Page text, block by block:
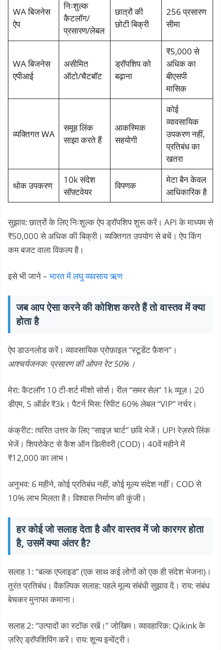
WA बिजनेस
ऐप
निःशुल्क
कैटलॉग/
प्रसारण/लेबल
छात्रों की
छोटी बिक्री
256 प्रसारण
सीमा
WA बिजनेस
एपीआई
असीमित
ऑटो/चैटबॉट
ड्रॉपशिप को
बढ़ाना
₹5,000 से
अधिक का
बीएसपी
मासिक
व्यक्तिगत WA
समूह लिंक
साझा करते हैं
आकस्मिक
सहयोगी
कोई
व्यावसायिक
उपकरण नहीं,
प्रतिबंध का
खतरा
थोक उपकरण
10k संदेश
सॉफ़्टवेयर
विपणक
मेटा बैन केवल
आधिकारिक है
सुझाव: छात्रों के लिए निःशुल्क ऐप ड्रॉपशिप शुरू करें। API के माध्यम से
₹50,000 से अधिक की बिक्री। व्यक्तिगत उपयोग से बचें। ऐप किंग
कम बजट वाला विकल्प है।
इसे भी जाने – भारत में लघु व्यवसाय ऋण
जब आप ऐसा करने की कोशिश करते हैं तो वास्तव में क्या
होता है
ऐप डाउनलोड करें। व्यावसायिक प्रोफ़ाइल “स्टूडेंट फ़ैशन”।
आश्चर्यजनक: प्रसारण की ओपन रेट 50%।
मेरा: कैटलॉग 10 टी-शर्ट मीशो सोर्स। रील “समर सेल” 1k व्यूज़। 20
डीएम, 5 ऑर्डर ₹3k। पैटर्न मिस: रिपीट 60% लेबल “VIP” नर्चर।
कंक्रीट: त्वरित उत्तर के लिए “साइज़ चार्ट” छवि भेजें। UPI रेज़रपे लिंक
भेजें। शिपरोकेट से कैश ऑन डिलीवरी (COD)। 40वें महीने में
₹12,000 का लाभ।
अनुभव: 6 महीने, कोई प्रतिबंध नहीं, कोई मूल्य संदेश नहीं। COD से
10% लाभ मिलता है। विश्वास निर्माण की कुंजी।
हर कोई जो सलाह देता है और वास्तव में जो कारगर होता
है, उसमें क्या अंतर है?
सलाह 1: “बल्क एप्लाइड” (एक साथ कई लोगों को एक ही संदेश भेजना)।
तुरंत प्रतिबंध। वैकल्पिक सलाह: पहले मूल्य संबंधी सुझाव दें। राय: संबंध
बेचकर मुनाफा कमाना।
सलाह 2: “उत्पादों का स्टॉक रखें।” जोखिम। व्यावहारिक: Qikink के
ज़रिए ड्रॉपशिपिंग करें। राय: शून्य इन्वेंट्री।